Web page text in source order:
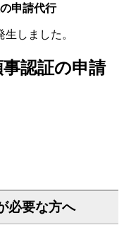
申請代行
しました。
認証の申請
必要な方へ